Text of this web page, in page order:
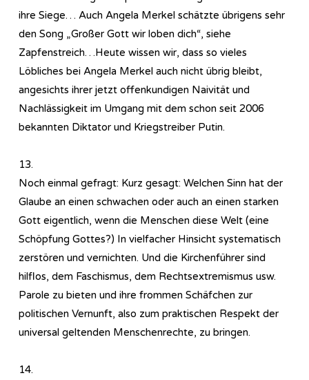
ihre Siege… Auch Angela Merkel schätzte übrigens sehr
den Song „Großer Gott wir loben dich“, siehe
Zapfenstreich…Heute wissen wir, dass so vieles
Löbliches bei Angela Merkel auch nicht übrig bleibt,
angesichts ihrer jetzt offenkundigen Naivität und
Nachlässigkeit im Umgang mit dem schon seit 2006
bekannten Diktator und Kriegstreiber Putin.
13.
Noch einmal gefragt: Kurz gesagt: Welchen Sinn hat der
Glaube an einen schwachen oder auch an einen starken
Gott eigentlich, wenn die Menschen diese Welt (eine
Schöpfung Gottes?) In vielfacher Hinsicht systematisch
zerstören und vernichten. Und die Kirchenführer sind
hilflos, dem Faschismus, dem Rechtsextremismus usw.
Parole zu bieten und ihre frommen Schäfchen zur
politischen Vernunft, also zum praktischen Respekt der
universal geltenden Menschenrechte, zu bringen.
14.